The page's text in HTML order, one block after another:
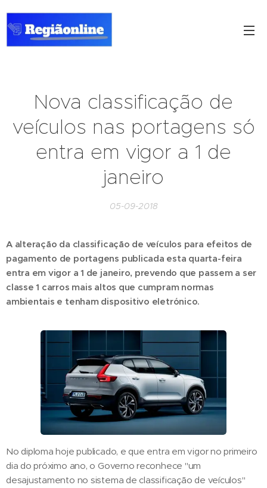
Nova classificação de
veículos nas portagens só
entra em vigor a 1 de
janeiro
05-09-2018
A alteração da classificação de veículos para efeitos de
pagamento de portagens publicada esta quarta-feira
entra em vigor a 1 de janeiro, prevendo que passem a ser
classe 1 carros mais altos que cumpram normas
ambientais e tenham dispositivo eletrónico.
No diploma hoje publicado, e que entra em vigor no primeiro
dia do próximo ano, o Governo reconhece "um
desajustamento no sistema de classificação de veículos"